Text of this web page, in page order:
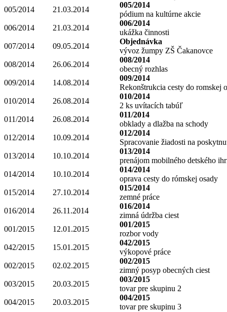
005/2014
21.03.2014
005/2014
pódium na kultúrne akcie
006/2014
21.03.2014
006/2014
ukážka činnosti
007/2014
09.05.2014
Objednávka
vývoz žumpy ZŠ Čakanovce
008/2014
26.06.2014
008/2014
obecný rozhlas
009/2014
14.08.2014
009/2014
Rekonštrukcia cesty do romskej
010/2014
26.08.2014
010/2014
2 ks uvítacích tabúľ
011/2014
26.08.2014
011/2014
obklady a dlažba na schody
012/2014
10.09.2014
012/2014
Spracovanie žiadosti na
013/2014
10.10.2014
013/2014
prenájom mobilného detského
014/2014
10.10.2014
014/2014
oprava cesty do rómskej osady
015/2014
27.10.2014
015/2014
zemné práce
016/2014
26.11.2014
016/2014
zimná údržba ciest
001/2015
12.01.2015
001/2015
rozbor vody
042/2015
15.01.2015
042/2015
výkopové práce
002/2015
02.02.2015
002/2015
zimný posyp obecných ciest
003/2015
20.03.2015
003/2015
tovar pre skupinu 2
004/2015
20.03.2015
004/2015
tovar pre skupinu 3